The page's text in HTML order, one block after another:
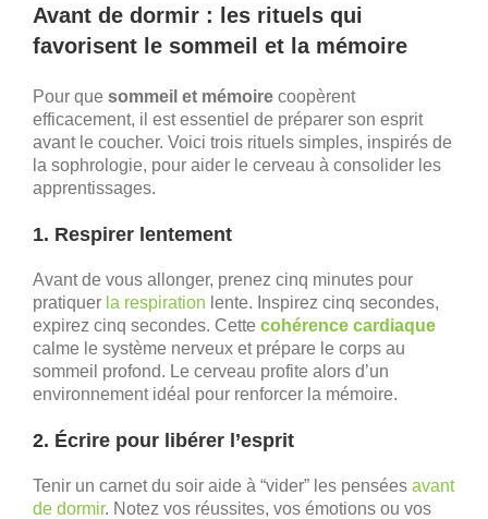
Avant de dormir : les rituels qui
favorisent le sommeil et la mémoire
Pour que sommeil et mémoire coopèrent
efficacement, il est essentiel de préparer son esprit
avant le coucher. Voici trois rituels simples, inspirés de
la sophrologie, pour aider le cerveau à consolider les
apprentissages.
1. Respirer lentement
Avant de vous allonger, prenez cinq minutes pour
pratiquer la respiration lente. Inspirez cinq secondes,
expirez cinq secondes. Cette cohérence cardiaque
calme le système nerveux et prépare le corps au
sommeil profond. Le cerveau profite alors d’un
environnement idéal pour renforcer la mémoire.
2. Écrire pour libérer l’esprit
Tenir un carnet du soir aide à “vider” les pensées avant
de dormir. Notez vos réussites, vos émotions ou vos